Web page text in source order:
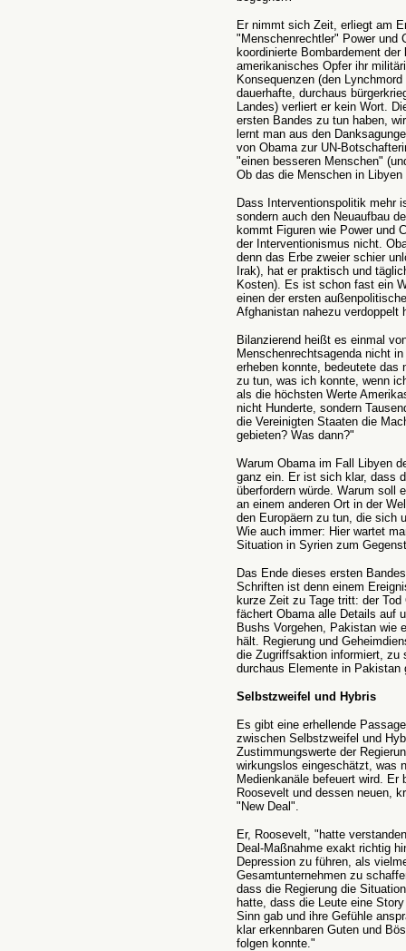
Er nimmt sich Zeit, erliegt am
"Menschenrechtler" Power und
koordinierte Bombardement
amerikanisches Opfer ihr
Konsequenzen (den
dauerhafte, durchaus
Landes) verliert er kein Wort.
ersten Bandes zu tun haben,
lernt man aus den
von Obama zur UN-
"einen besseren Menschen"
Ob das die Menschen in
Dass Interventionspolitik mehr
sondern auch den Neuaufbau
kommt Figuren wie Power und
der Interventionismus nicht.
denn das Erbe zweier schier
Irak), hat er praktisch und
Kosten). Es ist schon fast ein
einen der ersten
Afghanistan nahezu verdoppelt
Bilanzierend heißt es einmal
Menschenrechtsagenda nicht
erheben konnte, bedeutete
zu tun, was ich konnte, wenn
als die höchsten Werte
nicht Hunderte, sondern
die Vereinigten Staaten die
gebieten? Was dann?"
Warum Obama im Fall Libyen
ganz ein. Er ist sich klar, dass
überfordern würde. Warum soll
an einem anderen Ort in der
den Europäern zu tun, die sich
Wie auch immer: Hier wartet
Situation in Syrien zum
Das Ende dieses ersten
Schriften ist denn einem
kurze Zeit zu Tage tritt: der
fächert Obama alle Details auf
Bushs Vorgehen, Pakistan wie
hält. Regierung und
die Zugriffsaktion informiert, zu
durchaus Elemente in
Selbstzweifel und Hybris
Es gibt eine erhellende
zwischen Selbstzweifel und
Zustimmungswerte der
wirkungslos eingeschätzt, was
Medienkanäle befeuert wird.
Roosevelt und dessen neuen,
"New Deal".
Er, Roosevelt, "hatte
Deal-Maßnahme exakt richtig
Depression zu führen, als
Gesamtunternehmen zu
dass die Regierung die
hatte, dass die Leute eine
Sinn gab und ihre Gefühle
klar erkennbaren Guten und
folgen konnte."